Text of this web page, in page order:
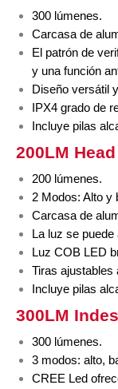
300 lúmenes.
Carcasa de
El patrón de
y una función
Diseño versátil
IPX4 grado de
Incluye pilas
200LM
200 lúmenes.
2 Modos: Alto y
Carcasa de
La luz se
Luz COB LED
Tiras ajustables
Incluye pilas
300LM
300 lúmenes.
3 modos: alto,
CREE Led